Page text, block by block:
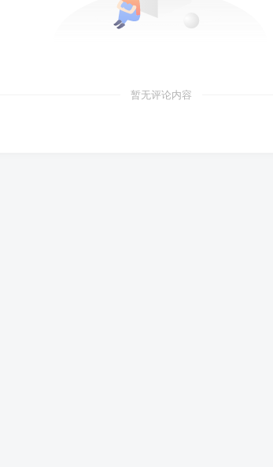
暂无评论内容